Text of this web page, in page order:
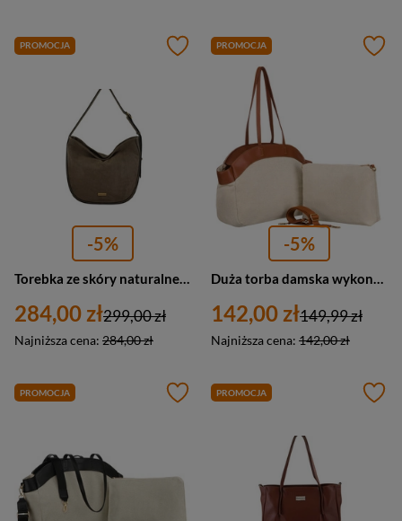
PROMOCJA
-5%
284,00 zł
Najniższa cena: 284,00 zł
299,00 zł
PROMOCJA
-5%
142,00 zł
Najniższa cena: 142,00 zł
149,99 zł
PROMOCJA PROMOCJA